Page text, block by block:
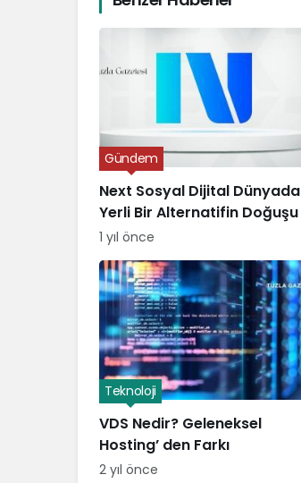
Next Sosyal Dijital Dünyada
Yerli Bir Alternatifin Doğuşu
Gündem
1 yıl önce
VDS Nedir? Geleneksel
Hosting’ den Farkı
Teknoloji
2 yıl önce